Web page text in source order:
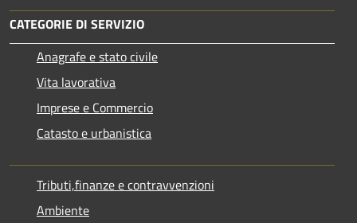
CATEGORIE DI SERVIZIO
Anagrafe e stato civile
Vita lavorativa
Imprese e Commercio
Catasto e urbanistica
Tributi,finanze e contravvenzioni
Ambiente